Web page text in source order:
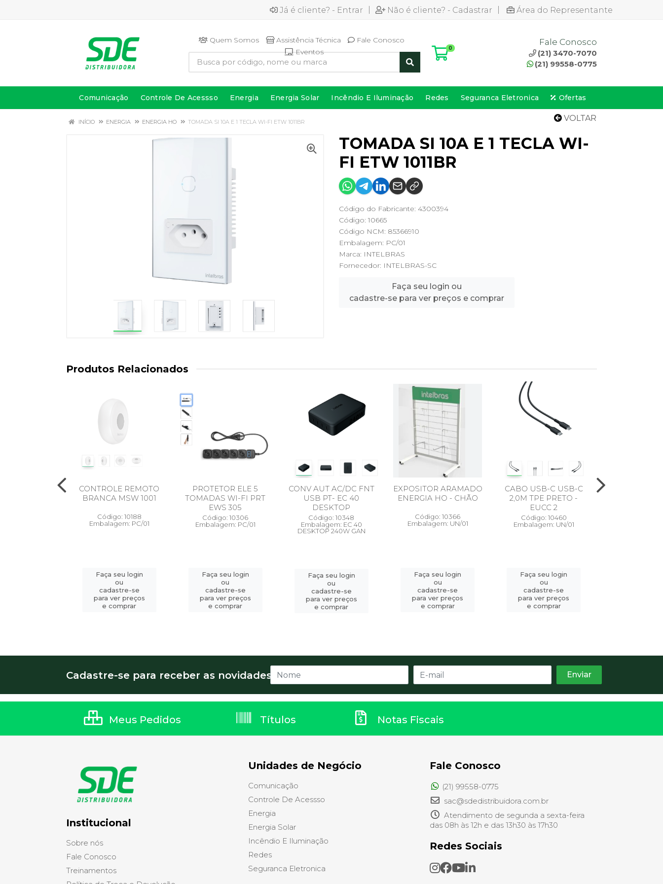
Já é cliente? - Entrar Não é cliente? - Cadastrar Área do Representante
Quem Somos Assistência Técnica
Fale Conosco
Eventos
0
Fale Conosco
(21) 3470-7070
(21) 99558-0775
Comunicação Controle De Acessso Energia Energia Solar Incêndio E Iluminação Redes Seguranca Eletronica Ofertas
VOLTAR
INÍCIO ENERGIA ENERGIA HO TOMADA SI 10A E 1 TECLA WI-FI ETW 1011BR
TOMADA SI 10A E 1 TECLA WI-
FI ETW 1011BR
Código do Fabricante: 4300394
Código: 10665
Código NCM: 85366910
Embalagem: PC/01
Marca: INTELBRAS
Fornecedor: INTELBRAS-SC
Faça seu login ou
cadastre-se para ver preços e comprar
Produtos Relacionados
CONTROLE REMOTO
BRANCA MSW 1001
Código: 10188
Embalagem: PC/01
Faça seu login
ou
cadastre-se
para ver preços
e comprar
PROTETOR ELE 5
TOMADAS WI-FI PRT
EWS 305
Código: 10306
Embalagem: PC/01
Faça seu login
ou
cadastre-se
para ver preços
e comprar
CONV AUT AC/DC FNT
USB PT- EC 40
DESKTOP
Código: 10348
Embalagem: EC 40
DESKTOP 240W GAN
Faça seu login
ou
cadastre-se
para ver preços
e comprar
EXPOSITOR ARAMADO
ENERGIA HO - CHÃO
Código: 10366
Embalagem: UN/01
Faça seu login
ou
cadastre-se
para ver preços
e comprar
CABO USB-C USB-C
2,0M TPE PRETO -
EUCC 2
Código: 10460
Embalagem: UN/01
Faça seu login
ou
cadastre-se
para ver preços
e comprar
Cadastre-se para receber as novidades!
Meus Pedidos Títulos Notas Fiscais
Institucional
Sobre nós
Fale Conosco
Treinamentos
Unidades de Negócio
Comunicação
Controle De Acessso
Energia
Energia Solar
Incêndio E Iluminação
Redes
Seguranca Eletronica
Fale Conosco
(21) 99558-0775
sac@sdedistribuidora.com.br
Atendimento de segunda a sexta-feira
das 08h às 12h e das 13h30 às 17h30
Redes Sociais